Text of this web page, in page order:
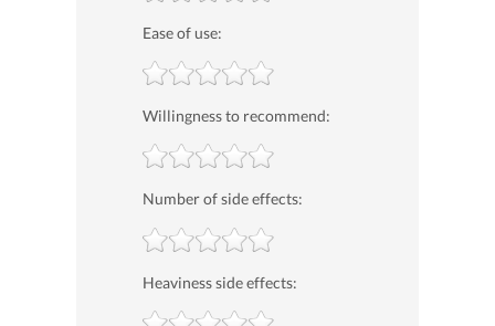
Ease of use:
Willingness to recommend:
Number of side effects:
Heaviness side effects: